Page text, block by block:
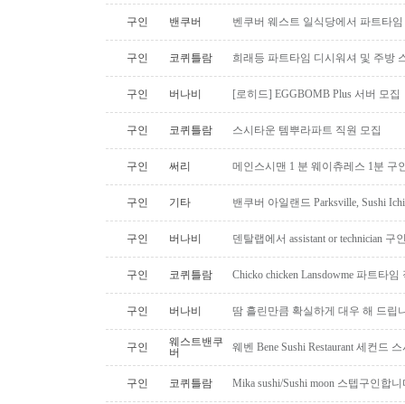
구인 밴쿠버 벤쿠버 웨스트 일식당에서 파트타
구인 코퀴틀람 희래등 파트타임 디시워셔 및 주방
구인 버나비 [로히드] EGGBOMB Plus 서버 모집
구인 코퀴틀람 스시타운 템뿌라파트 직원 모집
구인 써리 메인스시맨 1 분 웨이츄레스 1분 구
구인 기타 밴쿠버 아일랜드 Parksville, Sushi
구인 버나비 덴탈랩에서 assistant or technician 구
구인 코퀴틀람 Chicko chicken Lansdowme 파트타
구인 버나비 땀 흘린만큼 확실하게 대우 해 드립
구인
웨스트밴쿠
버
웨벤 Bene Sushi Restaurant 세컨드
구인 코퀴틀람 Mika sushi/Sushi moon 스텝구인합